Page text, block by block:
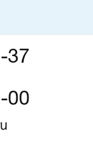
37
00